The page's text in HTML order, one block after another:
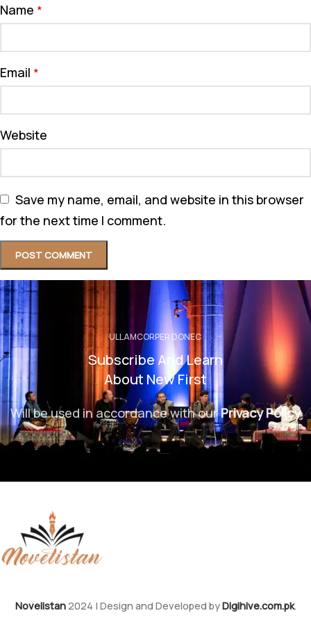
Name *
Email *
Website
Save my name, email, and website in this browser
for the next time I comment.
ULLAMCORPER DONEC
Subscribe And Learn
About New First
Will be used in accordance with ourPrivacy Policy
Novelistan 2024 | Design and Developed byDigihive.com.pk.